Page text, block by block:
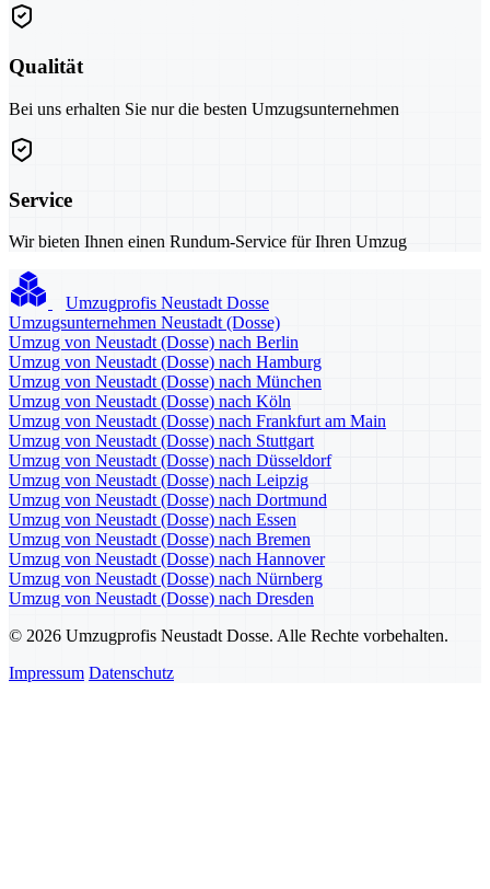
Qualität
Bei uns erhalten Sie nur die besten Umzugsunternehmen
Service
Wir bieten Ihnen einen Rundum-Service für Ihren Umzug
Umzugprofis Neustadt Dosse
Umzugsunternehmen Neustadt (Dosse)
Umzug von Neustadt (Dosse) nach Berlin
Umzug von Neustadt (Dosse) nach Hamburg
Umzug von Neustadt (Dosse) nach München
Umzug von Neustadt (Dosse) nach Köln
Umzug von Neustadt (Dosse) nach Frankfurt am Main
Umzug von Neustadt (Dosse) nach Stuttgart
Umzug von Neustadt (Dosse) nach Düsseldorf
Umzug von Neustadt (Dosse) nach Leipzig
Umzug von Neustadt (Dosse) nach Dortmund
Umzug von Neustadt (Dosse) nach Essen
Umzug von Neustadt (Dosse) nach Bremen
Umzug von Neustadt (Dosse) nach Hannover
Umzug von Neustadt (Dosse) nach Nürnberg
Umzug von Neustadt (Dosse) nach Dresden
© 2026 Umzugprofis Neustadt Dosse. Alle Rechte vorbehalten.
Impressum Datenschutz